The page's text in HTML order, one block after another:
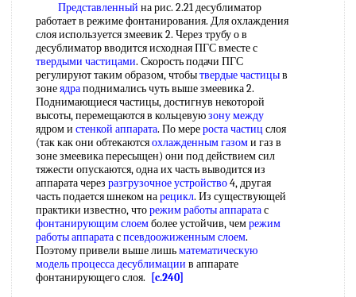
Представленный на рис. 2.21 десублиматор
работает в режиме фонтанирования. Для охлаждения
слоя используется змеевик 2. Через трубу о в
десублиматор вводится исходная ПГС вместе с
твердыми частицами. Скорость подачи ПГС
регулируют таким образом, чтобытвердые частицыв
зонеядраподнимались чуть выше змеевика 2.
Поднимающиеся частицы, достигнув некоторой
высоты, перемещаются в кольцевуюзону между
ядром и стенкой аппарата. По мерероста частиц слоя
(так как они обтекаютсяохлажденным газоми газ в
зоне змеевика пересыщен) они под действием сил
тяжести опускаются, одна их часть выводится из
аппарата через разгрузочное устройство4, другая
часть подается шнеком нарецикл. Из существующей
практики известно, чторежим работы аппаратас
фонтанирующим слоемболее устойчив, чемрежим
работы аппаратаспсевдоожиженным слоем.
Поэтому привели выше лишьматематическую
модель процессадесублимации в аппарате
фонтанирующего слоя.
[c.240]